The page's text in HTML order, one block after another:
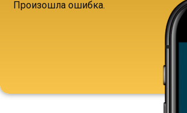
Произошла ошибка.